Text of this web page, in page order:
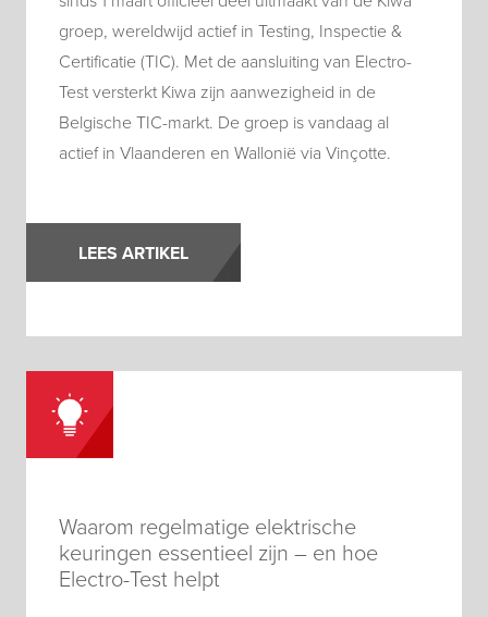
groep, wereldwijd actief in Testing, Inspectie &
Certificatie (TIC). Met de aansluiting van Electro-
Test versterkt Kiwa zijn aanwezigheid in de
Belgische TIC-markt. De groep is vandaag al
actief in Vlaanderen en Wallonië via Vinçotte.
LEES ARTIKEL
Waarom regelmatige elektrische
keuringen essentieel zijn – en hoe
Electro-Test helpt